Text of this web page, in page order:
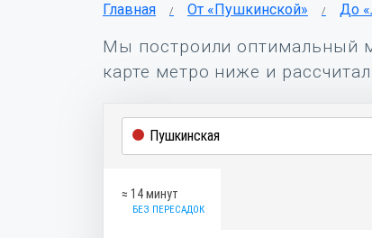
Главная От «Пушкинской» До
Мы построили оптимальный
карте метро ниже и
≈ 14 минут
БЕЗ ПЕРЕСАДОК